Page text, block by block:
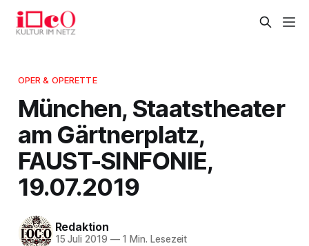
OPER & OPERETTE
München, Staatstheater
am Gärtnerplatz,
FAUST-SINFONIE,
19.07.2019
Redaktion
15 Juli 2019 —1 Min. Lesezeit